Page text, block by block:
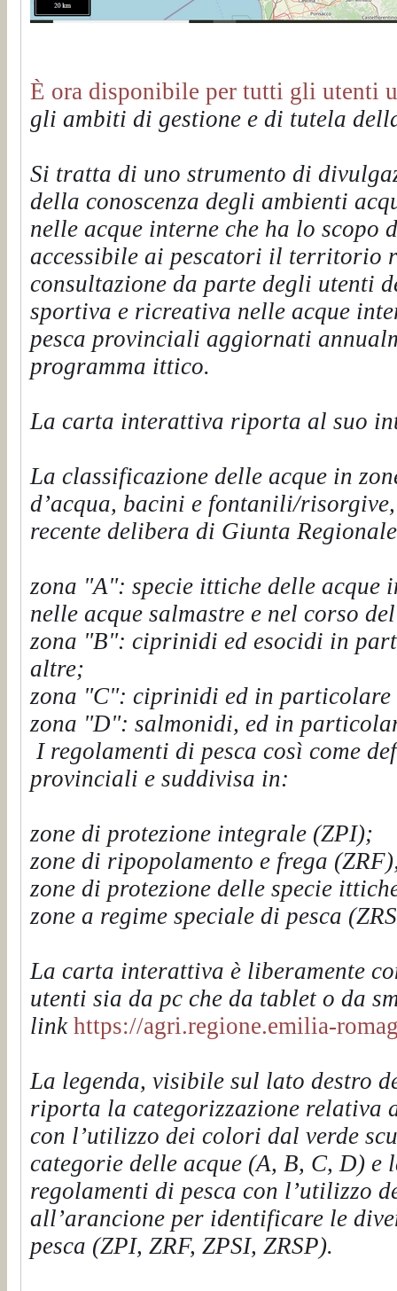
È ora disponibile per tutti gli utenti
gli ambiti di gestione e di tutela
Si tratta di uno strumento di
della conoscenza degli ambienti
nelle acque interne che ha lo scopo
accessibile ai pescatori il territorio
consultazione da parte degli utenti
sportiva e ricreativa nelle acque
pesca provinciali aggiornati
programma ittico.
La carta interattiva riporta al suo
La classificazione delle acque in
d’acqua, bacini e fontanili/
recente delibera di Giunta
zona "A": specie ittiche delle acque
nelle acque salmastre e nel corso
zona "B": ciprinidi ed esocidi in
altre;
zona "C": ciprinidi ed in particolare
zona "D": salmonidi, ed in
I regolamenti di pesca così come
provinciali e suddivisa in:
zone di protezione integrale (ZPI);
zone di ripopolamento e frega
zone di protezione delle specie
zone a regime speciale di pesca
La carta interattiva è liberamente
utenti sia da pc che da tablet o da
link https://agri.regione.emilia-
La legenda, visibile sul lato destro
riporta la categorizzazione relativa
con l’utilizzo dei colori dal verde
categorie delle acque (A, B, C, D)
regolamenti di pesca con l’utilizzo
all’arancione per identificare le
pesca (ZPI, ZRF, ZPSI, ZRSP).